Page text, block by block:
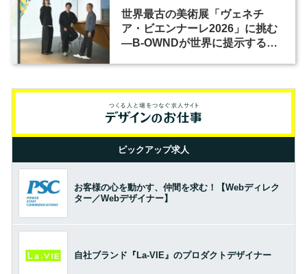
世界最古の美術展「ヴェネチ
ア・ビエンナーレ2026」に挑む
―B-OWNDが世界に提示する美
ピックアップ求人
お客様の心を動かす、仲間を求む！【Webディレク
ター／Webデザイナー】
自社ブランド『La-VIE』のプロダクトデザイナー